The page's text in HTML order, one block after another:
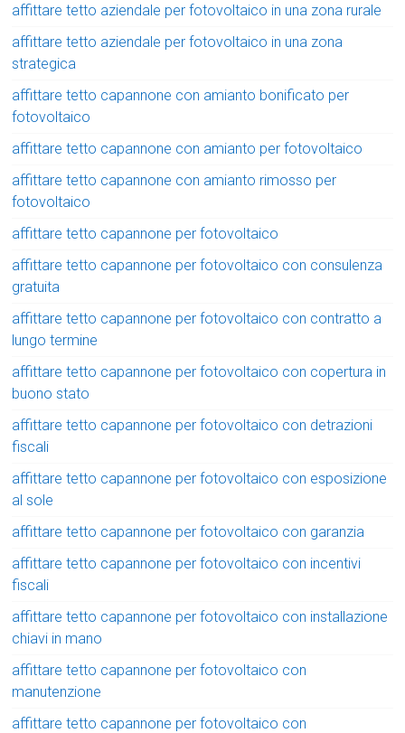
affittare tetto aziendale per fotovoltaico in una zona rurale
affittare tetto aziendale per fotovoltaico in una zona
strategica
affittare tetto capannone con amianto bonificato per
fotovoltaico
affittare tetto capannone con amianto per fotovoltaico
affittare tetto capannone con amianto rimosso per
fotovoltaico
affittare tetto capannone per fotovoltaico
affittare tetto capannone per fotovoltaico con consulenza
gratuita
affittare tetto capannone per fotovoltaico con contratto a
lungo termine
affittare tetto capannone per fotovoltaico con copertura in
buono stato
affittare tetto capannone per fotovoltaico con detrazioni
fiscali
affittare tetto capannone per fotovoltaico con esposizione
al sole
affittare tetto capannone per fotovoltaico con garanzia
affittare tetto capannone per fotovoltaico con incentivi
fiscali
affittare tetto capannone per fotovoltaico con installazione
chiavi in mano
affittare tetto capannone per fotovoltaico con
manutenzione
affittare tetto capannone per fotovoltaico con